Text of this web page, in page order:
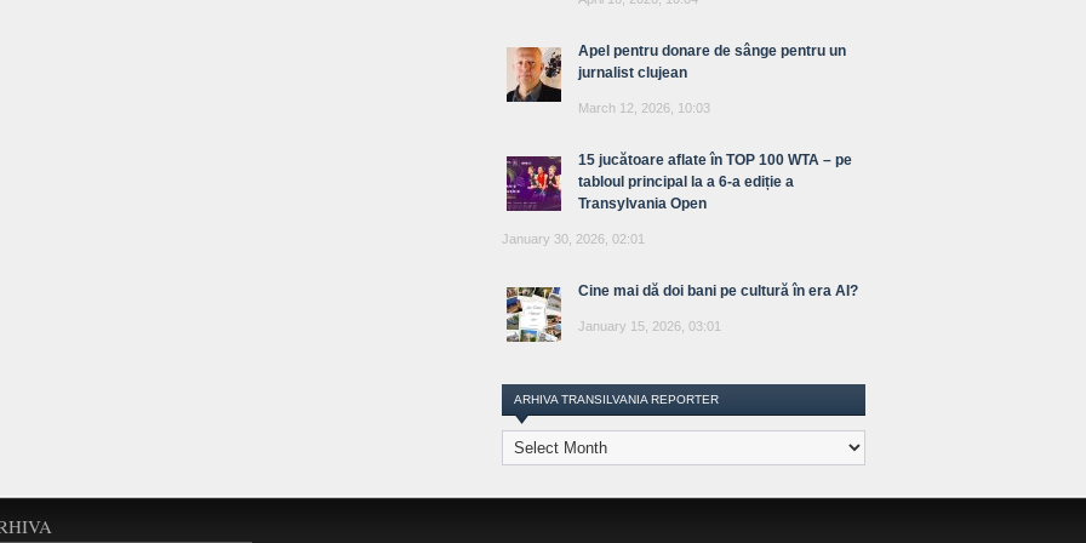
Apel pentru donare de sânge pentru un
jurnalist clujean
March 12, 2026, 10:03
15 jucătoare aflate în TOP 100 WTA – pe
tabloul principal la a 6-a ediție a
Transylvania Open
January 30, 2026, 02:01
Cine mai dă doi bani pe cultură în era AI?
January 15, 2026, 03:01
ARHIVA TRANSILVANIA REPORTER
Arhiva
Transilvania